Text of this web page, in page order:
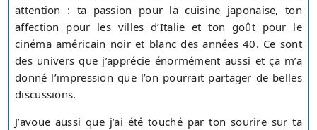
attention : ta passion pour la cuisine japonaise, ton
affection pour les villes d’Italie et ton goût pour le
cinéma américain noir et blanc des années 40. Ce sont
des univers que j’apprécie énormément aussi et ça m’a
donné l’impression que l’on pourrait partager de belles
discussions.
J’avoue aussi que j’ai été touché par ton sourire sur ta